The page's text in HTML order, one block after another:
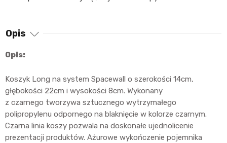
Opis
Opis:
Koszyk Long na system Spacewall o szerokości 14cm,
głębokości 22cm i wysokości 8cm. Wykonany
z czarnego tworzywa sztucznego wytrzymałego
polipropylenu odpornego na blaknięcie w kolorze czarnym.
Czarna linia koszy pozwala na doskonałe ujednolicenie
prezentacji produktów. Ażurowe wykończenie pojemnika